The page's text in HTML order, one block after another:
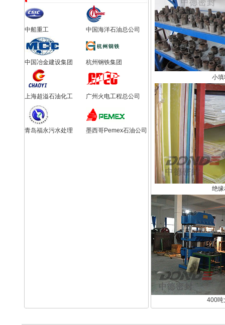
小
绝
400吨
中船重工 中国海洋石油总公司
中国冶金建设集团 杭州钢铁集团
上海超溢石油化工 广州火电工程总公司
青岛福永污水处理 墨西哥Pemex石油公司